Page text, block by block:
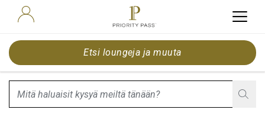
Etsi loungeja ja muuta